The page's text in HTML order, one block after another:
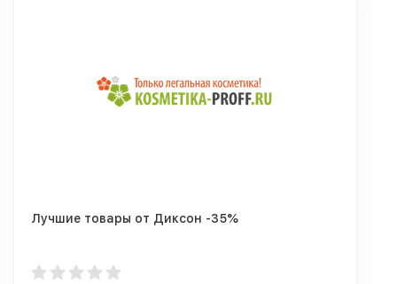
Лучшие товары от Диксон -35%